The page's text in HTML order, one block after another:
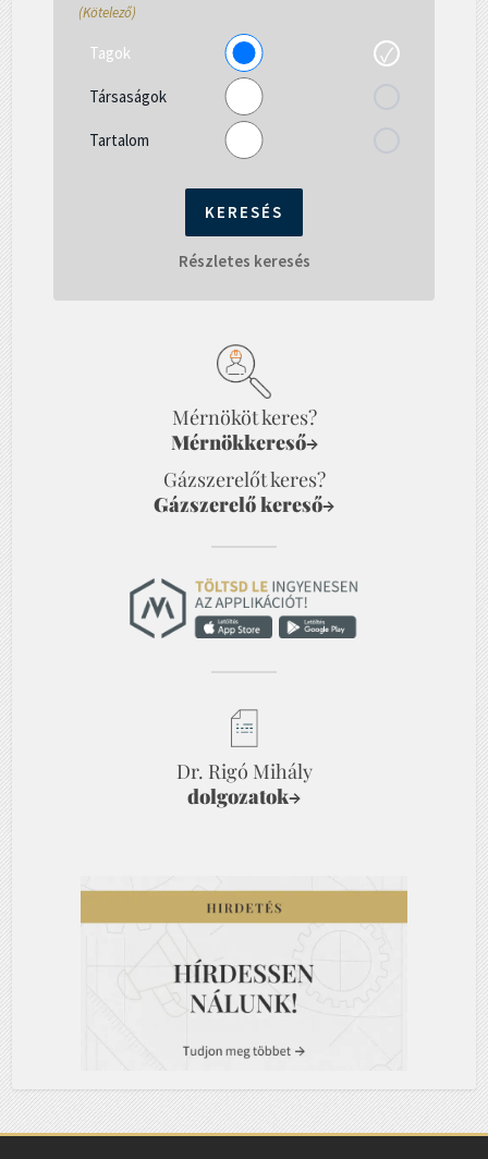
(Kötelező)
Tagok
Társaságok
Tartalom
Részletes keresés
Mérnököt keres?
Mérnökkereső→
Gázszerelőt keres?
Gázszerelő kereső→
Dr. Rigó Mihály
dolgozatok→